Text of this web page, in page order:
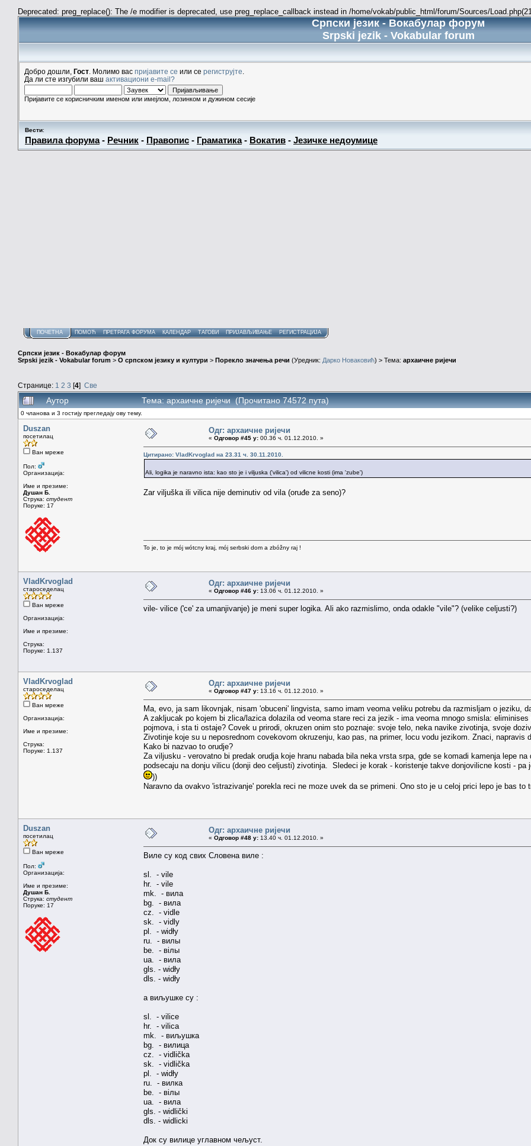
Deprecated: preg_replace(): The /e modifier is deprecated, use preg_replace_callback instead in /home/vokab/public_html/forum/Sources/
Српски језик - Вокабулар форум
Srpski jezik - Vokabular forum
Добро дошли, Гост . Молимо вас пријавите се или се региструјте
Да ли сте изгубили ваш активациони e-mail?
Пријавите се корисничким именом или имејлом, лозинком и дужином сесије
Вести:
Правила форума- Речник - Правопис - Граматика- Вокатив - Језичке недоумице
ПОЧЕТНА ПОМОЋ ПРЕТРАГА ФОРУМА КАЛЕНДАР ТАГОВИ ПРИЈАВЉИВАЊЕ РЕГИСТРАЦИЈА
Српски језик - Вокабулар форум
Srpski jezik - Vokabular forum > О српском језику и култури > Порекло значења речи (Уредник: Дарко Новаковић) > Тема: архаичне ријечи
Странице: 1 2 3 [4] Све
Аутор Тема: архаичне ријечи (Прочитано 74572 пута)
0 чланова и 3 гостију прегледају ову тему.
Duszan
посетилац
Ван мреже
Пол:
Организација:
Име и презиме:
Душан Б.
Струка: студент
Поруке: 17
Одг: архаичне ријечи
« Одговор #45 у: 00.36 ч. 01.12.2010. »
Цитирано: VladKrvoglad на 23.31 ч. 30.11.2010.
Ali, logika je naravno ista: kao sto je i viljuska ('vilica') od vilicne kosti (ima 'zube')
Zar viljuška ili vilica nije deminutiv od vila (oruđe za seno)?
To je, to je mój wótcny kraj, mój serbski dom a zbóžny raj !
VladKrvoglad
староседелац
Ван мреже
Организација:
Име и презиме:
Струка:
Поруке: 1.137
Одг: архаичне ријечи
« Одговор #46 у: 13.06 ч. 01.12.2010. »
vile- vilice ('ce' za umanjivanje) je meni super logika. Ali ako razmislimo, onda odakle "vile"? (velike celjusti?)
VladKrvoglad
староседелац
Ван мреже
Организација:
Име и презиме:
Струка:
Поруке: 1.137
Одг: архаичне ријечи
« Одговор #47 у: 13.16 ч. 01.12.2010. »
Ma, evo, ja sam likovnjak, nisam 'obuceni' lingvista, samo imam veoma veliku potrebu da razmisljam o jeziku,
A zakljucak po kojem bi zlica/lazica dolazila od veoma stare reci za jezik - ima veoma mnogo smisla:
pojmova, i sta ti ostaje? Covek u prirodi, okruzen onim sto poznaje: svoje telo, neka navike zivotinja, svoje
Zivotinje koje su u neposrednom covekovom okruzenju, kao pas, na primer, locu vodu jezikom. Znaci,
Kako bi nazvao to orudje?
Za viljusku - verovatno bi predak orudja koje hranu nabada bila neka vrsta srpa, gde se komadi kamenja lepe
podsecaju na donju vilicu (donji deo celjusti) zivotinja. Sledeci je korak - koristenje takve donjovilicne kosti -
))
Naravno da ovakvo 'istrazivanje' porekla reci ne moze uvek da se primeni. Ono sto je u celoj prici lepo je bas to
Duszan
посетилац
Ван мреже
Пол:
Организација:
Име и презиме:
Душан Б.
Струка: студент
Поруке: 17
Одг: архаичне ријечи
« Одговор #48 у: 13.40 ч. 01.12.2010. »
Виле су код свих Словена виле :
sl. - vile
hr. - vile
mk. - вила
bg. - вила
cz. - vidle
sk. - vidly
pl. - widły
ru. - вилы
be. - вілы
ua. - вила
gls. - widły
dls. - widły
а виљушке су :
sl. - vilice
hr. - vilicа
mk. - виљушка
bg. - вилица
cz. - vidlička
sk. - vidlička
pl. - widły
ru. - вилка
be. - вілы
ua. - вила
gls. - widlički
dls. - widlicki
Док су вилице углавном чељуст.